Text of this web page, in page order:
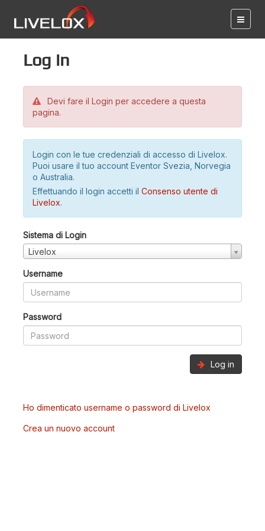
Log in
Devi fare il Login per accedere a questa
pagina.
Login con le tue credenziali di accesso di Livelox.
Puoi usare il tuo account Eventor Svezia, Norvegia
o Australia.
Effettuando il login accetti il Consenso utente di
Livelox.
Sistema di Login
Livelox
Username
Password
Log in
Ho dimenticato username o password di Livelox
Crea un nuovo account